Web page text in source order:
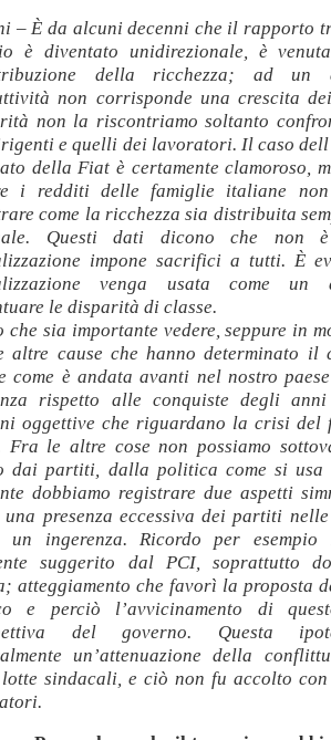
– È da alcuni decenni che il rapporto
è diventato unidirezionale, è
della ricchezza; ad un
non corrisponde una crescita
non la riscontriamo soltanto
e quelli dei lavoratori. Il caso
della Fiat è certamente clamoroso,
i redditi delle famiglie italiane non
come la ricchezza sia distribuita
Questi dati dicono che non
impone sacrifici a tutti. È
venga usata come un
le disparità di classe.
che sia importante vedere, seppure in
altre cause che hanno determinato il
come è andata avanti nel nostro
rispetto alle conquiste degli anni
oggettive che riguardano la crisi del
Fra le altre cose non possiamo
dai partiti, dalla politica come si usa
dobbiamo registrare due aspetti
una presenza eccessiva dei partiti
un ingerenza. Ricordo per esempio
suggerito dal PCI, soprattutto
atteggiamento che favorì la proposta
e perciò l’avvicinamento di
del governo. Questa
un’attenuazione della
sindacali, e ciò non fu accolto con